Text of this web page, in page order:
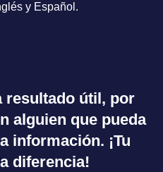
y Español.
resultado útil, por
alguien que pueda
información. ¡Tu
diferencia!